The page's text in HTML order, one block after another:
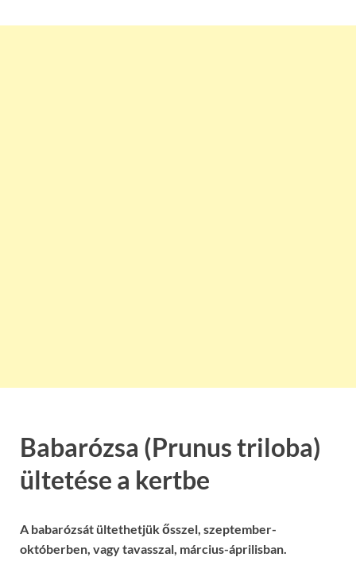
Babarózsa (Prunus triloba)
ültetése a kertbe
A babarózsát ültethetjük ősszel, szeptember-
októberben, vagy tavasszal, március-áprilisban.